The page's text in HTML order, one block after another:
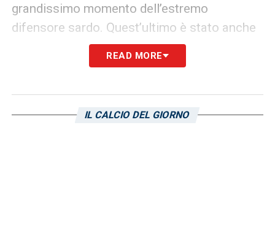
grandissimo momento dell’estremo
difensore sardo. Quest’ultimo è stato anche
appena convocato per la prima volta in
READ MORE
IL CALCIO DEL GIORNO